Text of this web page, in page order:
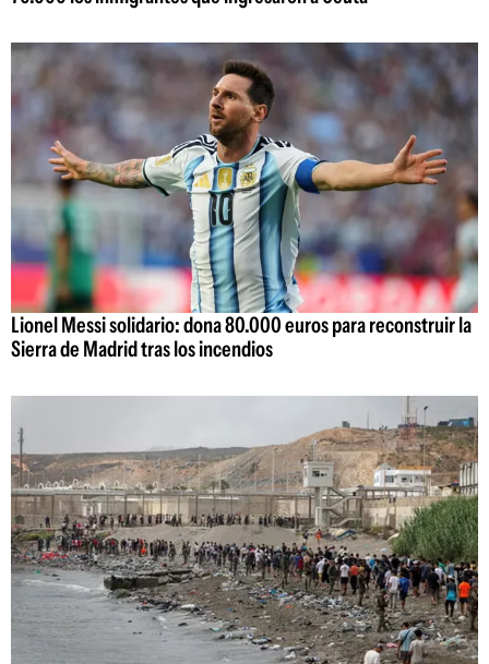
Lionel Messi solidario: dona 80.000 euros para reconstruir la
Sierra de Madrid tras los incendios